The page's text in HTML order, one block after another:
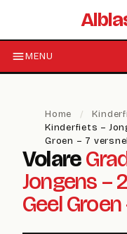
MENU
Home /
Kinderfiets –
Groen – 7
Volare
Jongens –
Geel